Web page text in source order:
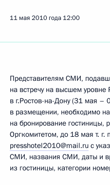
11 мая 2010 года 12:00
Представителям СМИ,
на встречу на высшем
в г.Ростов-на-Дону (31 мая
в размещении, необходимо
на бронирование гостиницы,
Оргкомитетом, до 18 мая т. г.
presshotel2010@mail.ru c
СМИ, названия СМИ, даты и
из гостиницы, категории